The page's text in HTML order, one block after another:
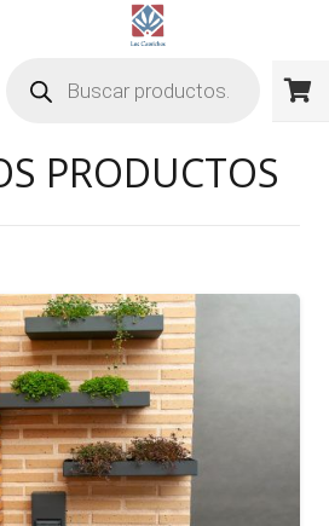
productos
PRODUCTOS